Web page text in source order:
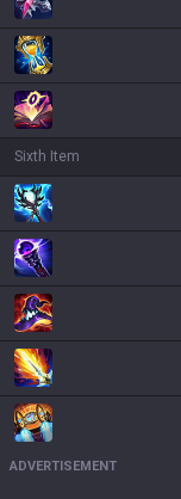
Sixth Item
ADVERTISEMENT